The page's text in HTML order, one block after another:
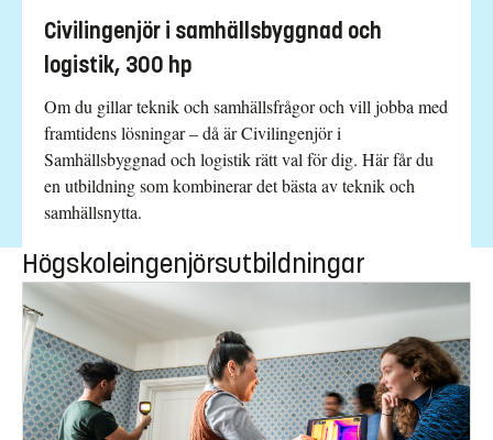
Civilingenjör i samhällsbyggnad och
logistik, 300 hp
Om du gillar teknik och samhällsfrågor och vill jobba med
framtidens lösningar – då är Civilingenjör i
Samhällsbyggnad och logistik rätt val för dig. Här får du
en utbildning som kombinerar det bästa av teknik och
samhällsnytta.
Högskoleingenjörsutbildningar